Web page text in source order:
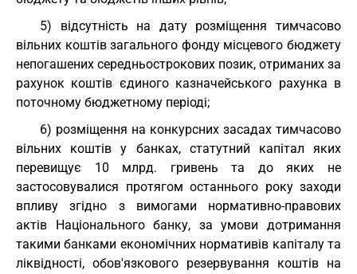
5) відсутність на дату розміщення тимчасово
вільних коштів загального фонду місцевого бюджету
непогашених середньострокових позик, отриманих за
рахунок коштів єдиного казначейського рахунка в
поточному бюджетному періоді;
6) розміщення на конкурсних засадах тимчасово
вільних коштів у банках, статутний капітал яких
перевищує 10 млрд. гривень та до яких не
застосовувалися протягом останнього року заходи
впливу згідно з вимогами нормативно-правових
актів Національного банку, за умови дотримання
такими банками економічних нормативів капіталу та
ліквідності, обов'язкового резервування коштів на